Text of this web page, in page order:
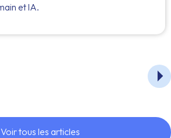
et IA.
Voir tous les articles